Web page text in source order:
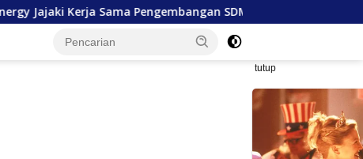
SDM hingga Dukungan Asrama Mahasiswa
tutup